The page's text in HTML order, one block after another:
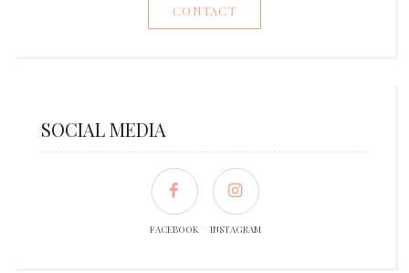
CONTACT
SOCIAL MEDIA
FACEBOOK INSTAGRAM